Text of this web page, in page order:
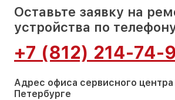
Оставьте заявку на
устройства по
+7 (812) 214-74-
Адрес офиса сервисного центра
Петербурге